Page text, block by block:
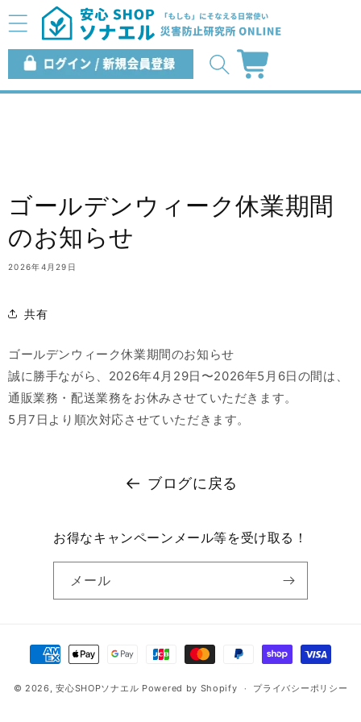
コンテ
ンツに
進む
ロ
グ
イ
ン
ー
ト
ゴールデンウィーク休業期間
のお知らせ
2026年4月29日
共有
ゴールデンウィーク休業期間のお知らせ
誠に勝手ながら、2026年4月29日〜2026年5月6日の間は、
通販業務・配送業務をお休みさせていただきます。
5月7日より順次対応させていただきます。
ブログに戻る
お得なキャンペーンメール等を受け取る！
メール
決
済
方
© 2026,安心SHOPソナエル Powered by Shopify プライバシーポリシー